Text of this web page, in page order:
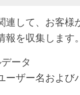
連して、お客様
報を収集します
ータ
ーザー名および